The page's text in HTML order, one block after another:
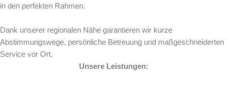
in den perfekten Rahmen.
Dank unserer regionalen Nähe garantieren wir kurze
Abstimmungswege, persönliche Betreuung und maßgeschneiderten
Service vor Ort.
Unsere Leistungen: